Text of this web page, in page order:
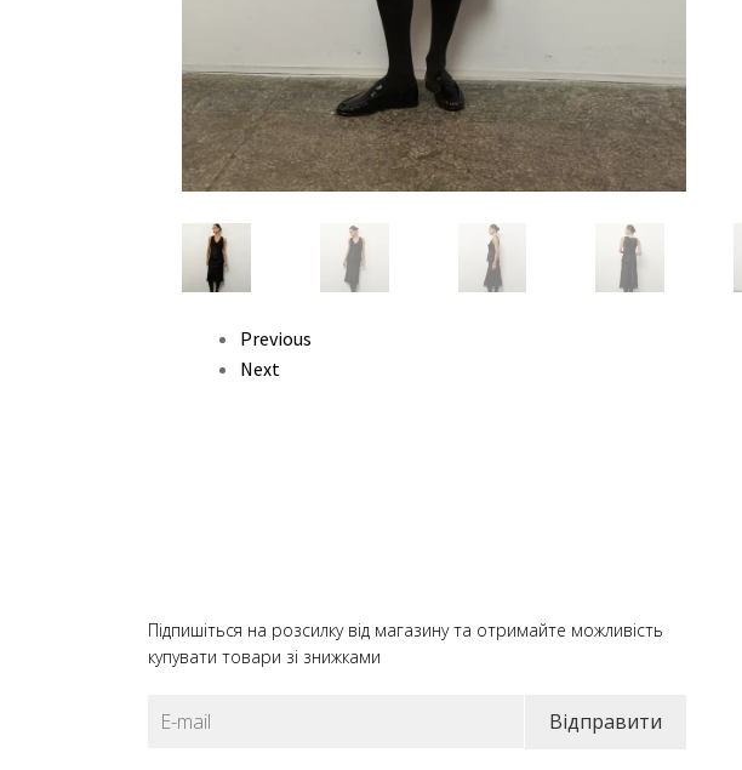
Previous
Next
Підпишіться на розсилку від магазину та отримайте можливість
купувати товари зі знижками